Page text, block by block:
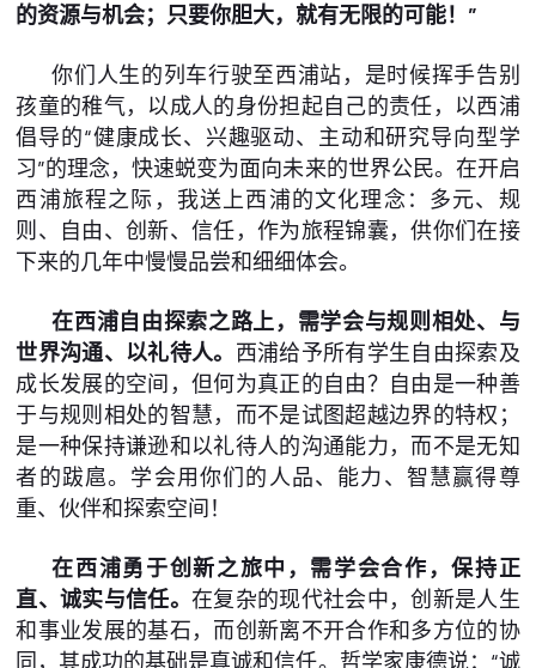
的资源与机会；只要你胆大，就有无限的可能！”
你们人生的列车行驶至西浦站，是时候挥手告别
孩童的稚气，以成人的身份担起自己的责任，以西浦
倡导的“健康成长、兴趣驱动、主动和研究导向型学
习”的理念，快速蜕变为面向未来的世界公民。在开启
西浦旅程之际，我送上西浦的文化理念：多元、规
则、自由、创新、信任，作为旅程锦囊，供你们在接
下来的几年中慢慢品尝和细细体会。
在西浦自由探索之路上，需学会与规则相处、与
世界沟通、以礼待人。 西浦给予所有学生自由探索及
成长发展的空间，但何为真正的自由？自由是一种善
于与规则相处的智慧，而不是试图超越边界的特权；
是一种保持谦逊和以礼待人的沟通能力，而不是无知
者的跋扈。学会用你们的人品、能力、智慧赢得尊
重、伙伴和探索空间！
在西浦勇于创新之旅中，需学会合作，保持正
直、诚实与信任。在复杂的现代社会中，创新是人生
和事业发展的基石，而创新离不开合作和多方位的协
同，其成功的基础是真诚和信任。哲学家康德说：“诚